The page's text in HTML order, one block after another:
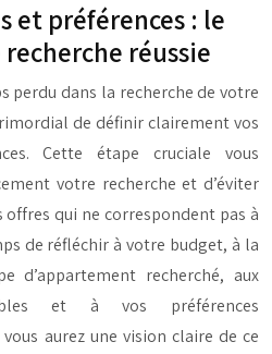
et préférences : le
réussie
perdu dans la recherche de votre
de définir clairement vos
Cette étape cruciale vous
votre recherche et d’éviter
qui ne correspondent pas à
de réfléchir à votre budget, à la
d’appartement recherché, aux
et à vos préférences
aurez une vision claire de ce